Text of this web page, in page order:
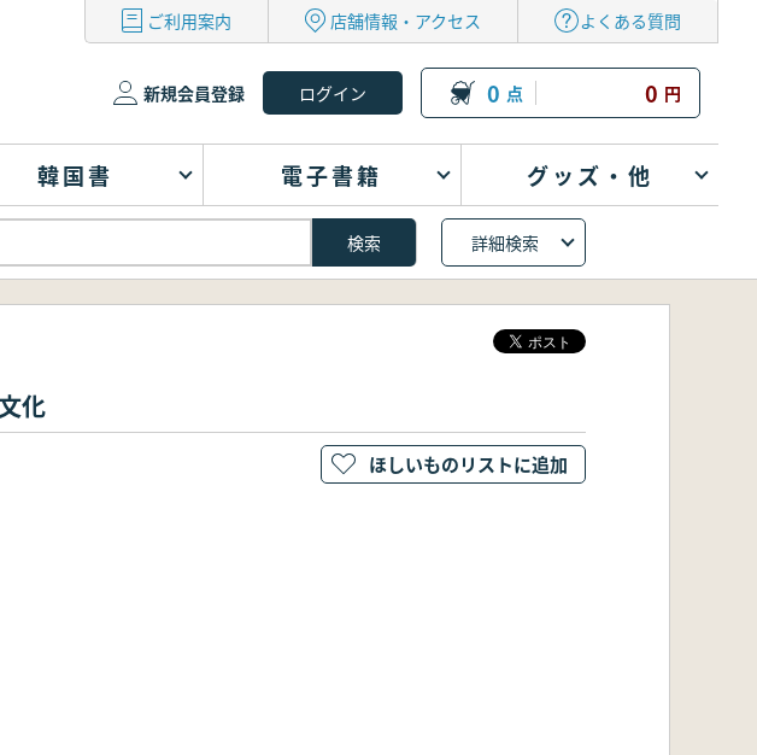
ご利用案内 店舗情報・アクセス よくある質問
新規会員登録 0 点 0 円
韓国書 電子書籍 グッズ・他
詳細検索
化
ほしいものリストに追加